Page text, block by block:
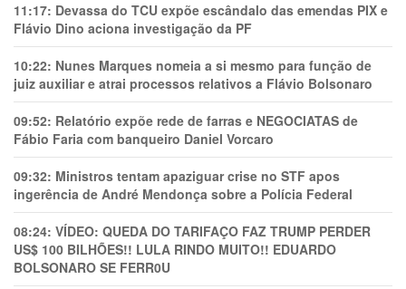
11:17: Devassa do TCU expõe escândalo das emendas PIX e
Flávio Dino aciona investigação da PF
10:22: Nunes Marques nomeia a si mesmo para função de
juiz auxiliar e atrai processos relativos a Flávio Bolsonaro
09:52: Relatório expõe rede de farras e NEGOCIATAS de
Fábio Faria com banqueiro Daniel Vorcaro
09:32: Ministros tentam apaziguar crise no STF apos
ingerência de André Mendonça sobre a Polícia Federal
08:24: VÍDEO: QUEDA DO TARIFAÇO FAZ TRUMP PERDER
US$ 100 BILHÕES!! LULA RINDO MUITO!! EDUARDO
BOLSONARO SE FERR0U